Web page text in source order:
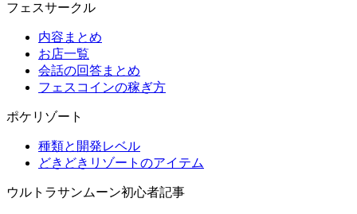
フェスサークル
内容まとめ
お店一覧
会話の回答まとめ
フェスコインの稼ぎ方
ポケリゾート
種類と開発レベル
どきどきリゾートのアイテム
ウルトラサンムーン初心者記事